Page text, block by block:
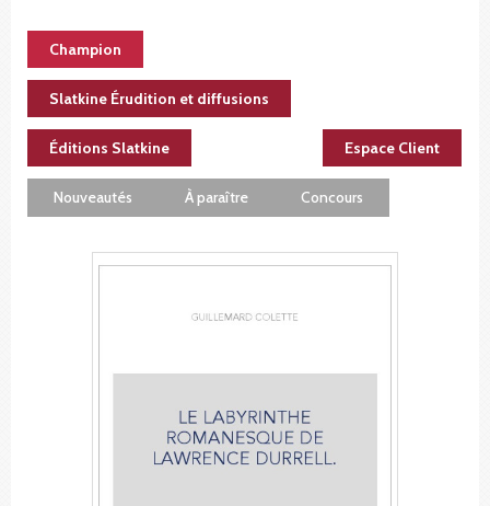
Champion
Slatkine Érudition et diffusions
Éditions Slatkine Espace Client
Nouveautés À paraître Concours